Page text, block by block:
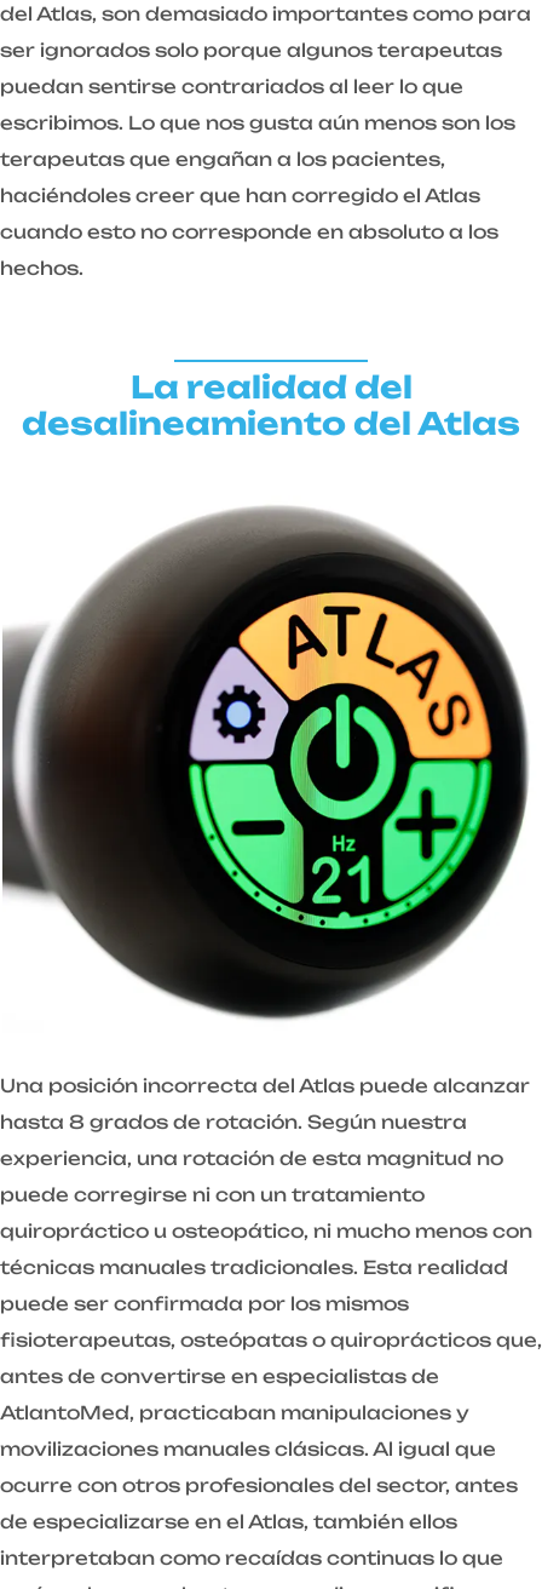
del Atlas, son demasiado importantes como para
ser ignorados solo porque algunos terapeutas
puedan sentirse contrariados al leer lo que
escribimos. Lo que nos gusta aún menos son los
terapeutas que engañan a los pacientes,
haciéndoles creer que han corregido el Atlas
cuando esto no corresponde en absoluto a los
hechos.
La realidad del
desalineamiento del Atlas
Una posición incorrecta del Atlas puede alcanzar
hasta 8 grados de rotación. Según nuestra
experiencia, una rotación de esta magnitud no
puede corregirse ni con un tratamiento
quiropráctico u osteopático, ni mucho menos con
técnicas manuales tradicionales. Esta realidad
puede ser confirmada por los mismos
fisioterapeutas, osteópatas o quiroprácticos que,
antes de convertirse en especialistas de
AtlantoMed, practicaban manipulaciones y
movilizaciones manuales clásicas. Al igual que
ocurre con otros profesionales del sector, antes
de especializarse en el Atlas, también ellos
interpretaban como recaídas continuas lo que